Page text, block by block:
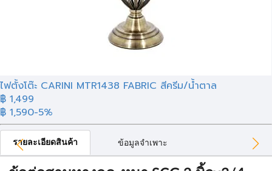
ไฟตั้งโต๊ะ CARINI MTR1438 FABRIC สีครีม/น้ำตาล
฿ 1,499
฿ 1,590-5%
รายละเอียดสินค้า ข้อมูลจำเพาะ